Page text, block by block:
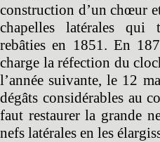
construction d’un chœur
chapelles latérales qui
rebâties en 1851. En
charge la réfection du
l’année suivante, le 12
dégâts considérables au
faut restaurer la grande
nefs latérales en les